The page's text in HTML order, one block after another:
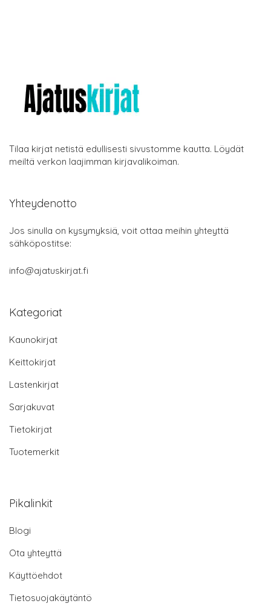
Tilaa kirjat netistä edullisesti sivustomme kautta. Löydät
meiltä verkon laajimman kirjavalikoiman.
Yhteydenotto
Jos sinulla on kysymyksiä, voit ottaa meihin yhteyttä
sähköpostitse:
info@ajatuskirjat.fi
Kategoriat
Kaunokirjat
Keittokirjat
Lastenkirjat
Sarjakuvat
Tietokirjat
Tuotemerkit
Pikalinkit
Blogi
Ota yhteyttä
Käyttöehdot
Tietosuojakäytäntö